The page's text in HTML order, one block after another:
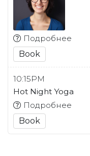
Подробнее
Book
10:15PM
Hot Night Yoga
Подробнее
Book